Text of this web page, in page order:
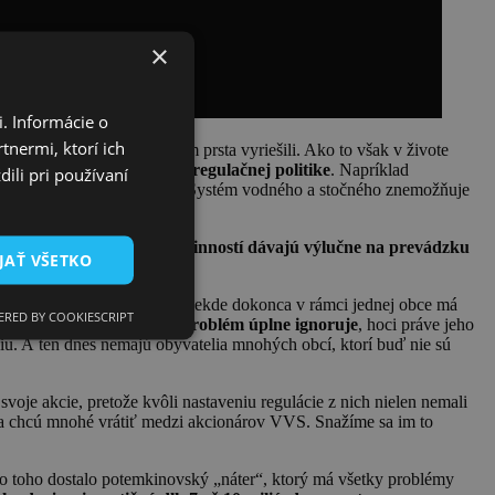
problémy by sa lusknutím prsta vyriešili. Ako to však v živote
katastrofálne nastavenej regulačnej politike. Napríklad
ani náklady na výrobu. Systém vodného a stočného znemožňuje
spoločností.
príjmy z regulovaných činností dávajú výlučne na prevádzku
z Envirofondu.
a niekedy obce. Niekde dokonca v rámci jednej obce má
Novela tento dlhodobý problém úplne ignoruje, hoci práve jeho
A ten dnes nemajú obyvatelia mnohých obcí, ktorí buď nie sú
akcie, pretože kvôli nastaveniu regulácie z nich nielen nemali
mnohé vrátiť medzi akcionárov VVS. Snažíme sa im to
toho dostalo potemkinovský „náter“, ktorý má všetky problémy
×
Informácie o
ktorí ich
pri používaní
VŠETKO
BY COOKIESCRIPT